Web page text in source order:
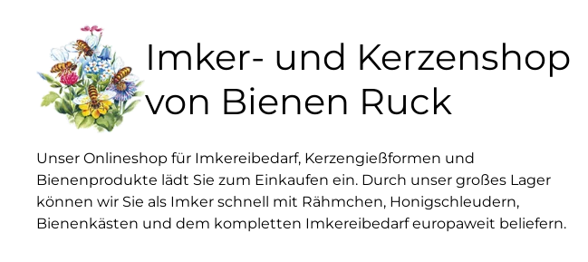
Imker- und Kerzenshop
von Bienen Ruck
Unser Onlineshop für Imkereibedarf, Kerzengießformen und
Bienenprodukte lädt Sie zum Einkaufen ein. Durch unser großes Lager
können wir Sie als Imker schnell mit Rähmchen, Honigschleudern,
Bienenkästen und dem kompletten Imkereibedarf europaweit beliefern.